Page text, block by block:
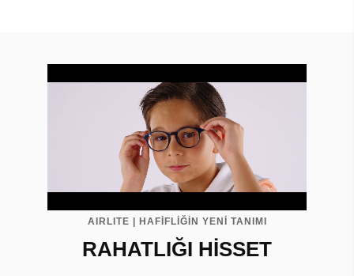
AIRLITE | HAFİFLİĞİN YENİ TANIMI
RAHATLIĞI HİSSET